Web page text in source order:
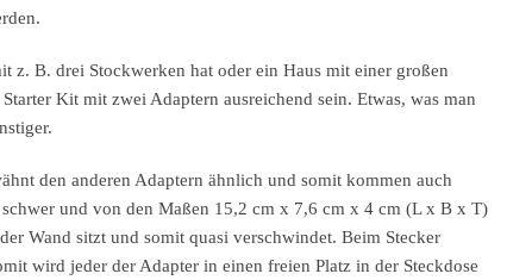
z. B. drei Stockwerken hat oder ein Haus mit einer großen
Kit mit zwei Adaptern ausreichend sein. Etwas, was man
den anderen Adaptern ähnlich und somit kommen auch
und von den Maßen 15,2 cm x 7,6 cm x 4 cm (L x B x T)
Wand sitzt und somit quasi verschwindet. Beim Stecker
wird jeder der Adapter in einen freien Platz in der Steckdose